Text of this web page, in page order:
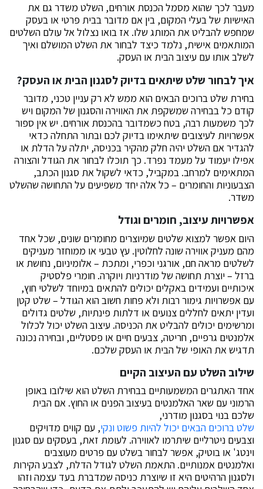
מעבר לכך שהוא מסמל הכנסת אורחים, השלט משדר גם את
האישיות של בעלי המקום, בין אם מדובר בבית פרטי או בעסק
שמחפש להבליט את המותג שלו. אז בואו נצלול אל עולם השלטים
המותאמים אישית, נלמד כיצד לבחור את השלט המושלם ואיך
לשלב אותו עם עיצוב הבית או העסק.
איך לבחור שלט שיתאים בדיוק לסגנון הבית או העסק?
בחירת שלט ברוכים הבאים הוא ממש לא רק עניין טכני, מדובר
קודם כל בבחירה שמשקפת את האווירה והסגנון של המקום ויש
לכך משמעות רבה, בטח כשמדובר בהכנסת אורחים. יש אין ספור
אפשרויות לעיצובים שיתאימו בדיוק לכם ובתור התחלה כדאי
להגדיר אם השלט יהיה חלק מהקיר בכניסה, יתלה על הדלת או
אפילו יעמוד על מעמד נפרד. כך תוכלו לבחור את הגודל והצורה
המתאימים למרחב. במקביל, כדאי לשקול את סגנון הכתב,
הצבעוניות והחומרים – כל אלה יחד משפיעים על התחושה שהשלט
משדר.
אפשרויות עיצוב, חומרים וגודל
היום אפשר למצוא שלטים שמיוצרים מחומרים שונים, שכל אחד
מהם מעניק אווירה שונה לחלוטין. עץ טבעי או ממוחזר מעניקים
לשלטים מראה חם, אורגני וכפרי, ומתכת – אלומיניום, נחושת או
ברזל – יוצרת תחושה של מודרניות ויוקרה. חומרי פלסטיק
איכותיים ועמידים באקלים יכולים להתאים במיוחד לשלטי חוץ,
עם אפשרויות גימור רבות ולא פחות חשוב הוא הגודל – שלט קטן
ועדין יתאים לחללים צנועים או דלתות פינתיות, שלטים גדולים
ומרשימים יכולים להבליט את הכניסה. עיצוב השלט יכול לכלול
אלמנטים גרפיים, חריטה, צבעים חיים או פסטליים, ובחירה נכונה
תדגיש את האופי של הבית או העסק שלכם.
שילוב השלט עם העיצוב הקיים
אחד האתגרים המשמעותיים בבחירת השלט הוא שילובו באופן
הרמוני עם שאר האלמנטים בעיצוב הפנים או החוץ. אם הבית
שלכם בנוי בסגנון מודרני,
שלט ברוכים הבאים יכול להיות פשוט ונקי, עם קווים מדויקים
וצבעים ניטרליים שיתרמו לאווירה. לעומת זאת, בעסקים עם סגנון
וינטג' או בוטיק, אפשר לבחור בשלט עם פרטים מעוצבים
ואלמנטים אמנותיים. התאמת השלט לגודל הדלת, לצבע הקירות
ולסגנון הרהיטים היא זו שיוצרת כניסה שמדברת בעד עצמה וזהו